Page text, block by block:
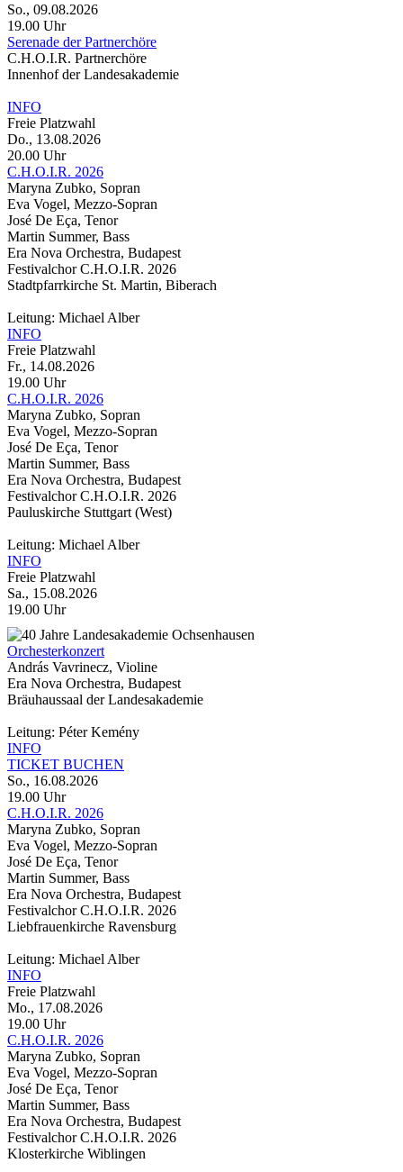
So., 09.08.2026
19.00 Uhr
Serenade der Partnerchöre
C.H.O.I.R. Partnerchöre
Innenhof der Landesakademie
INFO
Freie Platzwahl
Do., 13.08.2026
20.00 Uhr
C.H.O.I.R. 2026
Maryna Zubko, Sopran
Eva Vogel, Mezzo-Sopran
José De Eça, Tenor
Martin Summer, Bass
Era Nova Orchestra, Budapest
Festivalchor C.H.O.I.R. 2026
Stadtpfarrkirche St. Martin, Biberach
Leitung: Michael Alber
INFO
Freie Platzwahl
Fr., 14.08.2026
19.00 Uhr
C.H.O.I.R. 2026
Maryna Zubko, Sopran
Eva Vogel, Mezzo-Sopran
José De Eça, Tenor
Martin Summer, Bass
Era Nova Orchestra, Budapest
Festivalchor C.H.O.I.R. 2026
Pauluskirche Stuttgart (West)
Leitung: Michael Alber
INFO
Freie Platzwahl
Sa., 15.08.2026
19.00 Uhr
Orchesterkonzert
András Vavrinecz, Violine
Era Nova Orchestra, Budapest
Bräuhaussaal der Landesakademie
Leitung: Péter Kemény
INFO
TICKET BUCHEN
So., 16.08.2026
19.00 Uhr
C.H.O.I.R. 2026
Maryna Zubko, Sopran
Eva Vogel, Mezzo-Sopran
José De Eça, Tenor
Martin Summer, Bass
Era Nova Orchestra, Budapest
Festivalchor C.H.O.I.R. 2026
Liebfrauenkirche Ravensburg
Leitung: Michael Alber
INFO
Freie Platzwahl
Mo., 17.08.2026
19.00 Uhr
C.H.O.I.R. 2026
Maryna Zubko, Sopran
Eva Vogel, Mezzo-Sopran
José De Eça, Tenor
Martin Summer, Bass
Era Nova Orchestra, Budapest
Festivalchor C.H.O.I.R. 2026
Klosterkirche Wiblingen